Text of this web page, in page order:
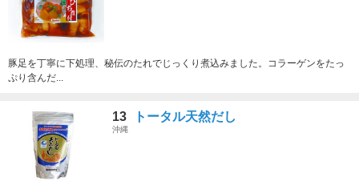
豚足を丁寧に下処理、秘伝のたれでじっくり煮込みました。コラーゲンをたっ
ぷり含んだ...
13 トータル天然だし
沖縄